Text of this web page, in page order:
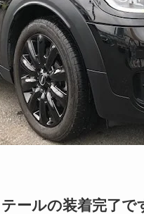
ールの装着完了で